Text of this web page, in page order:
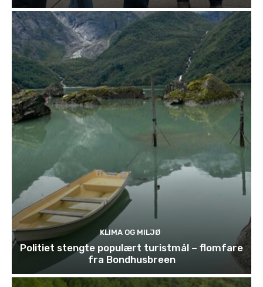
KLIMA OG MILJØ
Politiet stengte populært turistmål – flomfare
fra Bondhusbreen